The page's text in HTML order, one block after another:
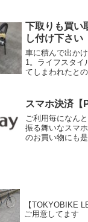
下取りも買い
し付け下さい
車に積んで出か
1。ライフスタイ
てしまわれたと
いいですね。ヴ
ジでは買い替え時
スマホ決済【
ご利用毎になん
振る舞いなスマ
のお買い物にも
【TOKYOBIKE
ご用意してます